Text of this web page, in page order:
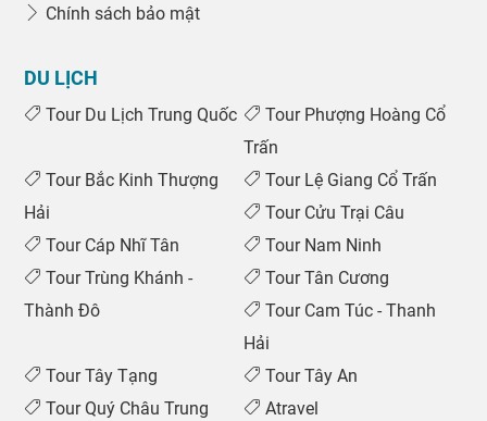
Chính sách bảo mật
DU LỊCH
Tour Du Lịch Trung Quốc
Tour Phượng Hoàng Cổ
Trấn
Tour Bắc Kinh Thượng
Hải
Tour Lệ Giang Cổ Trấn
Tour Cửu Trại Câu
Tour Cáp Nhĩ Tân
Tour Nam Ninh
Tour Trùng Khánh -
Thành Đô
Tour Tân Cương
Tour Cam Túc - Thanh
Hải
Tour Tây Tạng
Tour Tây An
Tour Quý Châu Trung
Atravel